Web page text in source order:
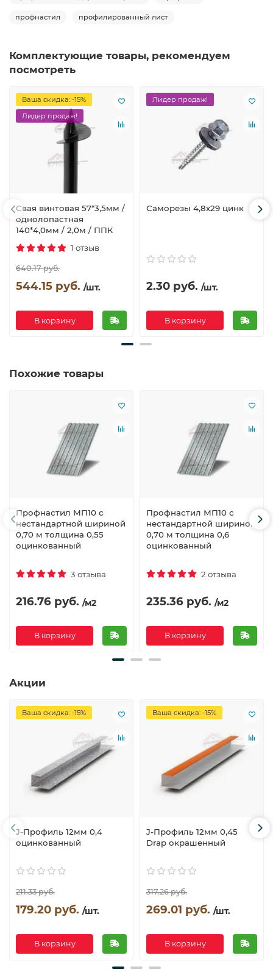
профнастил профилированный лист
Комплектующие товары, рекомендуем
посмотреть
Ваша скидка: -15%
Лидер продаж!
Свая винтовая 57*3,5мм /
однолопастная
140*4,0мм / 2,0м / ППК
1 отзыв
640.17 руб.
544.15 руб. /шт.
В корзину
Лидер продаж!
Саморезы 4,8х29 цинк
2.30 руб. /шт.
В корзину
Похожие товары
Профнастил МП10 с
нестандартной шириной
0,70 м толщина 0,55
оцинкованный
3 отзыва
216.76 руб. /м2
В корзину
Профнастил МП10 с
нестандартной шириной
0,70 м толщина 0,6
оцинкованный
2 отзыва
235.36 руб. /м2
В корзину
Акции
Ваша скидка: -15%
J-Профиль 12мм 0,4
оцинкованный
211.33 руб.
179.20 руб. /шт.
В корзину
Ваша скидка: -15%
J-Профиль 12мм 0,45
Drap окрашенный
317.26 руб.
269.01 руб. /шт.
В корзину